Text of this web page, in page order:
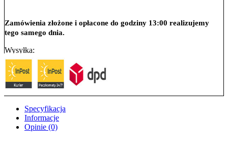
Zamówienia złożone i opłacone do godziny 13:00 realizujemy
tego samego dnia.
Wysyłka:
Specyfikacja
Informacje
Opinie (0)